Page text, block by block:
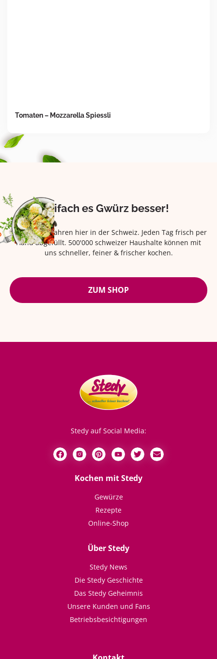
Tomaten – Mozzarella Spiessli
Eifach es Gwürz besser!
Seit über 42 Jahren hier in der Schweiz. Jeden Tag frisch per
Hand abgefüllt. 500'000 schweizer Haushalte können mit
uns schneller, feiner & frischer kochen.
ZUM SHOP
Stedy auf Social Media:
Kochen mit Stedy
Gewürze
Rezepte
Online-Shop
Über Stedy
Stedy News
Die Stedy Geschichte
Das Stedy Geheimnis
Unsere Kunden und Fans
Betriebsbesichtigungen